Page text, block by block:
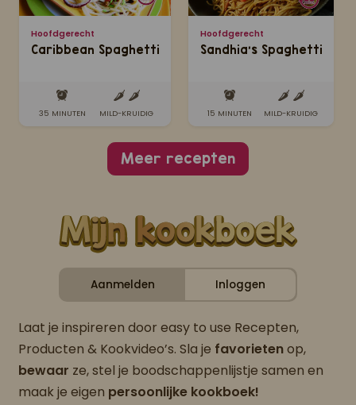
Hoofdgerecht
Caribbean Spaghetti
35 MINUTEN MILD-KRUIDIG
Hoofdgerecht
Sandhia's Spaghetti
15 MINUTEN MILD-KRUIDIG
Meer recepten
Aanmelden Inloggen
Laat je inspireren door easy to use Recepten,
Producten & Kookvideo’s. Sla je favorietenop,
bewaar ze, stel je boodschappenlijstje samen en
maak je eigen persoonlijke kookboek!